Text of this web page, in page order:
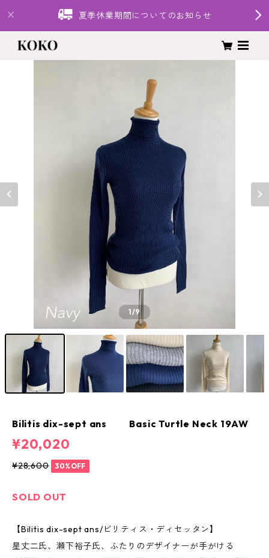
夏季休業期間についてのお知らせ
1/9
Bilitis dix-sept ans Basic Turtle Neck 19AW
¥20,020
¥28,600 30%OFF
SOLD OUT
【Bilitis dix-sept ans/ビリティス・ディセッタン】
星丈二氏、瀬下裕子氏、ふたりのデザイナーが手がける